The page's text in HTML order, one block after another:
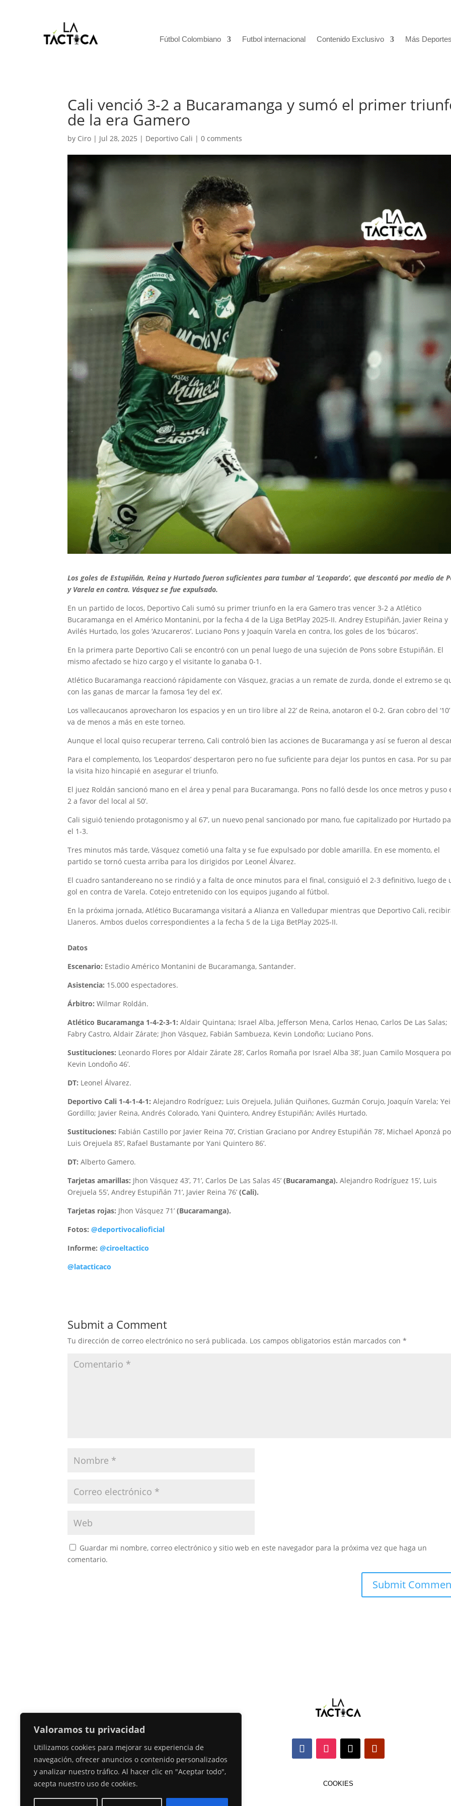
Valoramos tu privacidad
Utilizamos cookies para mejorar su experiencia de
navegación, ofrecer anuncios o contenido personalizados
y analizar nuestro tráfico. Al hacer clic en "Aceptar todo",
acepta nuestro uso de cookies.
Fútbol Colombiano Futbol internacional Contenido Exclusivo Más
Cali venció 3-2 a Bucaramanga y sumó el primer
de la era Gamero
by Ciro | Jul 28, 2025 | Deportivo Cali |0 comments
Los goles de Estupiñán, Reina y Hurtado fueron suficientes para tumbar al ‘Leopardo’, que descontó por medio de
y Varela en contra. Vásquez se fue expulsado.
En un partido de locos, Deportivo Cali sumó su primer triunfo en la era Gamero tras vencer 3-2 a Atlético
Bucaramanga en el Américo Montanini, por la fecha 4 de la Liga BetPlay 2025-II. Andrey Estupiñán, Javier Reina y
Avilés Hurtado, los goles ‘Azucareros’. Luciano Pons y Joaquín Varela en contra, los goles de los ‘búcaros’.
En la primera parte Deportivo Cali se encontró con un penal luego de una sujeción de Pons sobre Estupiñán. El
mismo afectado se hizo cargo y el visitante lo ganaba 0-1.
Atlético Bucaramanga reaccionó rápidamente con Vásquez, gracias a un remate de zurda, donde el extremo se
con las ganas de marcar la famosa ‘ley del ex’.
Los vallecaucanos aprovecharon los espacios y en un tiro libre al 22’ de Reina, anotaron el 0-2. Gran cobro del
va de menos a más en este torneo.
Aunque el local quiso recuperar terreno, Cali controló bien las acciones de Bucaramanga y así se fueron al
Para el complemento, los ‘Leopardos’ despertaron pero no fue suficiente para dejar los puntos en casa. Por su
la visita hizo hincapié en asegurar el triunfo.
El juez Roldán sancionó mano en el área y penal para Bucaramanga. Pons no falló desde los once metros y puso
2 a favor del local al 50’.
Cali siguió teniendo protagonismo y al 67’, un nuevo penal sancionado por mano, fue capitalizado por Hurtado
el 1-3.
Tres minutos más tarde, Vásquez cometió una falta y se fue expulsado por doble amarilla. En ese momento, el
partido se tornó cuesta arriba para los dirigidos por Leonel Álvarez.
El cuadro santandereano no se rindió y a falta de once minutos para el final, consiguió el 2-3 definitivo, luego de
gol en contra de Varela. Cotejo entretenido con los equipos jugando al fútbol.
En la próxima jornada, Atlético Bucaramanga visitará a Alianza en Valledupar mientras que Deportivo Cali,
Llaneros. Ambos duelos correspondientes a la fecha 5 de la Liga BetPlay 2025-II.
Datos
Escenario: Estadio Américo Montanini de Bucaramanga, Santander.
Asistencia: 15.000 espectadores.
Árbitro: Wilmar Roldán.
Atlético Bucaramanga 1-4-2-3-1:Aldair Quintana; Israel Alba, Jefferson Mena, Carlos Henao, Carlos De Las Salas;
Fabry Castro, Aldair Zárate; Jhon Vásquez, Fabián Sambueza, Kevin Londoño; Luciano Pons.
Sustituciones: Leonardo Flores por Aldair Zárate 28’, Carlos Romaña por Israel Alba 38’, Juan Camilo Mosquera
Kevin Londoño 46’.
DT: Leonel Álvarez.
Deportivo Cali 1-4-1-4-1: Alejandro Rodríguez; Luis Orejuela, Julián Quiñones, Guzmán Corujo, Joaquín Varela;
Gordillo; Javier Reina, Andrés Colorado, Yani Quintero, Andrey Estupiñán; Avilés Hurtado.
Sustituciones: Fabián Castillo por Javier Reina 70’, Cristian Graciano por Andrey Estupiñán 78’, Michael Aponzá
Luis Orejuela 85’, Rafael Bustamante por Yani Quintero 86’.
DT: Alberto Gamero.
Tarjetas amarillas: Jhon Vásquez 43’, 71’, Carlos De Las Salas 45’(Bucaramanga).Alejandro Rodríguez 15’, Luis
Orejuela 55’, Andrey Estupiñán 71’, Javier Reina 76’(Cali).
Tarjetas rojas: Jhon Vásquez 71’(Bucaramanga).
Fotos:@deportivocalioficial
Informe:@ciroeltactico
@latacticaco
Submit a Comment
Tu dirección de correo electrónico no será publicada. Los campos obligatorios están marcados con*
Guardar mi nombre, correo electrónico y sitio web en este navegador para la próxima vez que haga un
comentario.
COOKIES